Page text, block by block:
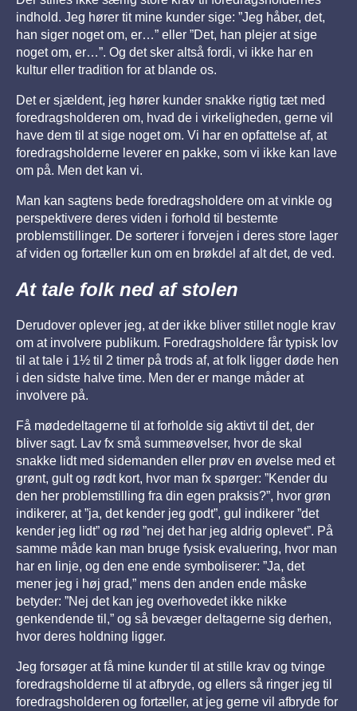
indhold. Jeg hører tit mine kunder sige: ”Jeg håber, det,
han siger noget om, er…” eller ”Det, han plejer at sige
noget om, er…”. Og det sker altså fordi, vi ikke har en
kultur eller tradition for at blande os.
Det er sjældent, jeg hører kunder snakke rigtig tæt med
foredragsholderen om, hvad de i virkeligheden, gerne vil
have dem til at sige noget om. Vi har en opfattelse af, at
foredragsholderne leverer en pakke, som vi ikke kan lave
om på. Men det kan vi.
Man kan sagtens bede foredragsholdere om at vinkle og
perspektivere deres viden i forhold til bestemte
problemstillinger. De sorterer i forvejen i deres store lager
af viden og fortæller kun om en brøkdel af alt det, de ved.
At tale folk ned af stolen
Derudover oplever jeg, at der ikke bliver stillet nogle krav
om at involvere publikum. Foredragsholdere får typisk lov
til at tale i 1½ til 2 timer på trods af, at folk ligger døde hen
i den sidste halve time. Men der er mange måder at
involvere på.
Få mødedeltagerne til at forholde sig aktivt til det, der
bliver sagt. Lav fx små summeøvelser, hvor de skal
snakke lidt med sidemanden eller prøv en øvelse med et
grønt, gult og rødt kort, hvor man fx spørger: ”Kender du
den her problemstilling fra din egen praksis?”, hvor grøn
indikerer, at ”ja, det kender jeg godt”, gul indikerer ”det
kender jeg lidt” og rød ”nej det har jeg aldrig oplevet”. På
samme måde kan man bruge fysisk evaluering, hvor man
har en linje, og den ene ende symboliserer: ”Ja, det
mener jeg i høj grad,” mens den anden ende måske
betyder: ”Nej det kan jeg overhovedet ikke nikke
genkendende til,” og så bevæger deltagerne sig derhen,
hvor deres holdning ligger.
Jeg forsøger at få mine kunder til at stille krav og tvinge
foredragsholderne til at afbryde, og ellers så ringer jeg til
foredragsholderen og fortæller, at jeg gerne vil afbryde for